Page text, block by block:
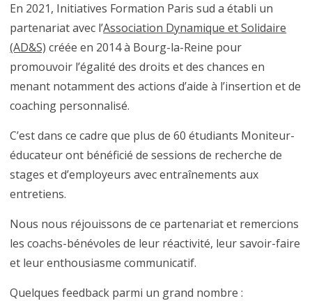
En 2021, Initiatives Formation Paris sud a établi un
partenariat avec l’Association Dynamique et Solidaire
(AD&S) créée en 2014 à Bourg-la-Reine pour
promouvoir l’égalité des droits et des chances en
menant notamment des actions d’aide à l’insertion et de
coaching personnalisé.
C’est dans ce cadre que plus de 60 étudiants Moniteur-
éducateur ont bénéficié de sessions de recherche de
stages et d’employeurs avec entraînements aux
entretiens.
Nous nous réjouissons de ce partenariat et remercions
les coachs-bénévoles de leur réactivité, leur savoir-faire
et leur enthousiasme communicatif.
Quelques feedback parmi un grand nombre :